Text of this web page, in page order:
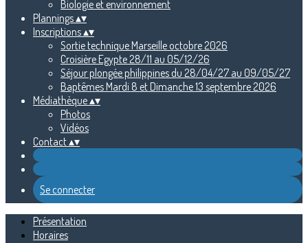
Biologie et environnement
Plannings▴▾
Inscriptions▴▾
Sortie technique Marseille octobre 2026
Croisière Egypte 28/11 au 05/12/26
Séjour plongée philippines du 28/04/27 au 09/05/27
Baptêmes Mardi 8 et Dimanche 13 septembre 2026
Médiathèque▴▾
Photos
Vidéos
Contact▴▾
Se connecter
Présentation
Horaires